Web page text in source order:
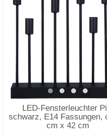
LED-Fensterleuchter
schwarz, E14 Fassungen,
cm x 42 cm